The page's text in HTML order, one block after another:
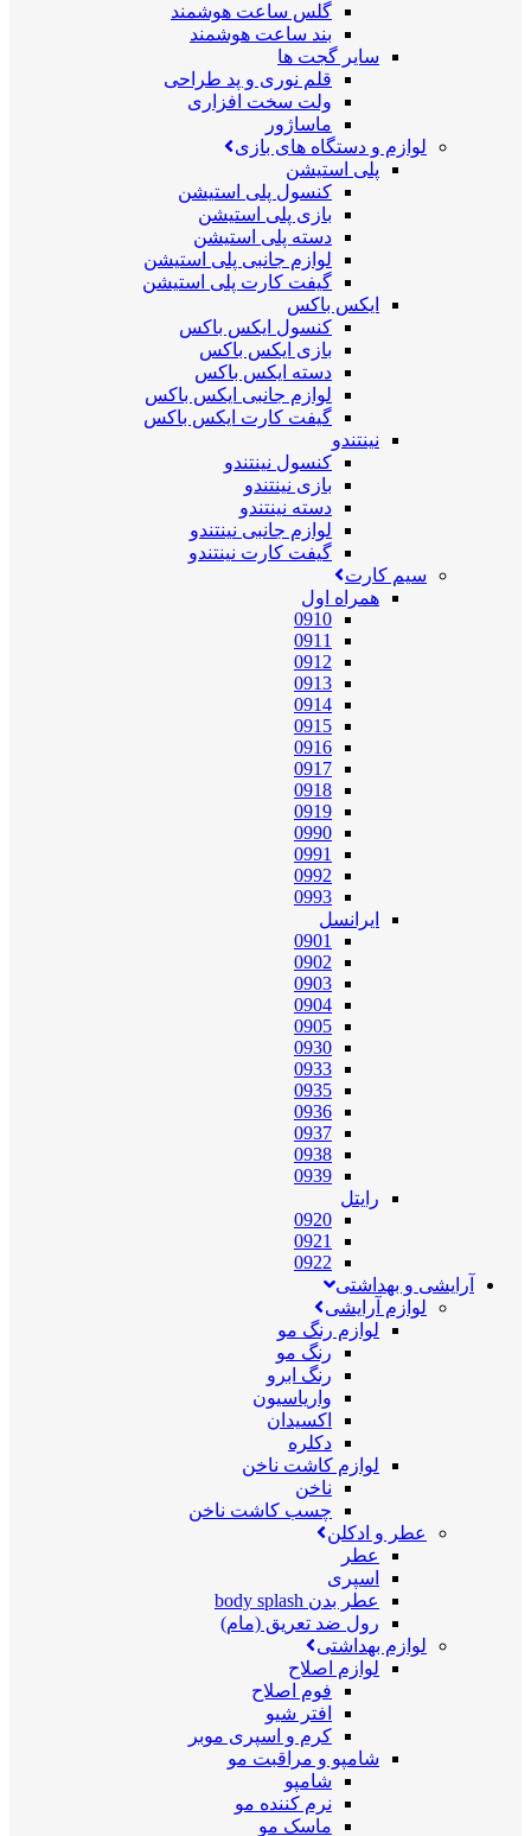
گلس ساعت هوشمند
بند ساعت هوشمند
سایر گجت ها
قلم نوری و پد طراحی
ولت سخت افزاری
ماساژور
لوازم و دستگاه های بازی
پلی استیشن
کنسول پلی استیشن
بازی پلی استیشن
دسته پلی استیشن
لوازم جانبی پلی استیشن
گیفت کارت پلی استیشن
ایکس باکس
کنسول ایکس باکس
بازی ایکس باکس
دسته ایکس باکس
لوازم جانبی ایکس باکس
گیفت کارت ایکس باکس
نینتندو
کنسول نینتندو
بازی نینتندو
دسته نینتندو
لوازم جانبی نینتندو
گیفت کارت نینتندو
سیم کارت
همراه اول
0910
0911
0912
0913
0914
0915
0916
0917
0918
0919
0990
0991
0992
0993
ایرانسل
0901
0902
0903
0904
0905
0930
0933
0935
0936
0937
0938
0939
رایتل
0920
0921
0922
آرایشی و بهداشتی
لوازم آرایشی
لوازم رنگ مو
رنگ مو
رنگ ابرو
واریاسیون
اکسیدان
دکلره
لوازم کاشت ناخن
ناخن
چسب کاشت ناخن
عطر و ادکلن
عطر
اسپری
عطر بدن body splash
رول ضد تعریق (مام)
لوازم بهداشتی
لوازم اصلاح
فوم اصلاح
افتر شیو
کرم و اسپری موبر
شامپو و مراقبت مو
شامپو
نرم کننده مو
ماسک مو